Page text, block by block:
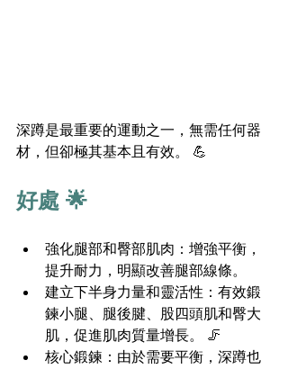
深蹲是最重要的運動之一，無需任何器
材，但卻極其基本且有效。 💪
好處 🌟
強化腿部和臀部肌肉：增強平衡，
提升耐力，明顯改善腿部線條。
建立下半身力量和靈活性：有效鍛
鍊小腿、腿後腱、股四頭肌和臀大
肌，促進肌肉質量增長。 🦵
核心鍛鍊：由於需要平衡，深蹲也